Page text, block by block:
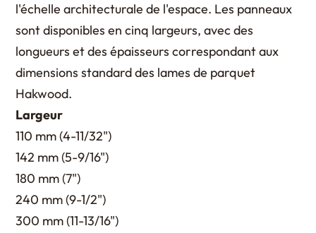
l'échelle architecturale de l'espace. Les panneaux
sont disponibles en cinq largeurs, avec des
longueurs et des épaisseurs correspondant aux
dimensions standard des lames de parquet
Hakwood.
Largeur
110 mm (4-11/32")
142 mm (5-9/16")
180 mm (7")
240 mm (9-1/2")
300 mm (11-13/16")